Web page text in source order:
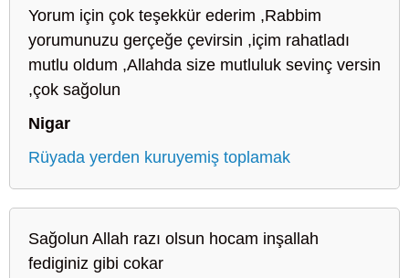
Yorum için çok teşekkür ederim ,Rabbim
yorumunuzu gerçeğe çevirsin ,içim rahatladı
mutlu oldum ,Allahda size mutluluk sevinç versin
,çok sağolun
Nigar
Rüyada yerden kuruyemiş toplamak
Sağolun Allah razı olsun hocam inşallah
fediginiz gibi cokar